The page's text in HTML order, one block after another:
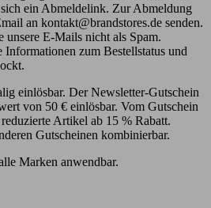
ein Abmeldelink. Zur Abmeldung
an kontakt@brandstores.de senden.
E-Mails nicht als Spam.
zum Bestellstatus und
einlösbar. Der Newsletter-Gutschein
von 50 € einlösbar. Vom Gutschein
Artikel ab 15 % Rabatt.
Gutscheinen kombinierbar.
Marken anwendbar.